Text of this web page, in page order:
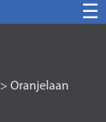
☰
> Oranjelaan